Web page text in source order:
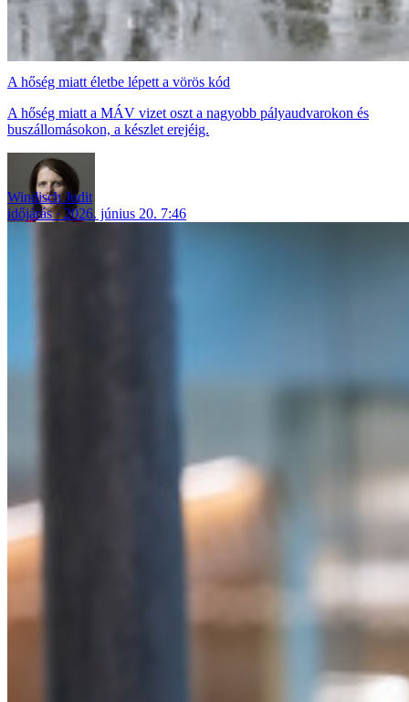
A hőség miatt életbe lépett a vörös kód
A hőség miatt a MÁV vizet oszt a nagyobb pályaudvarokon és
buszállomásokon, a készlet erejéig.
Windisch Judit
időjárás
2026. június 20. 7:46